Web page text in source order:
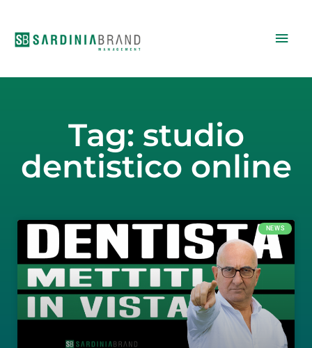
contenuto
Tag: studio
dentistico online
NEWS